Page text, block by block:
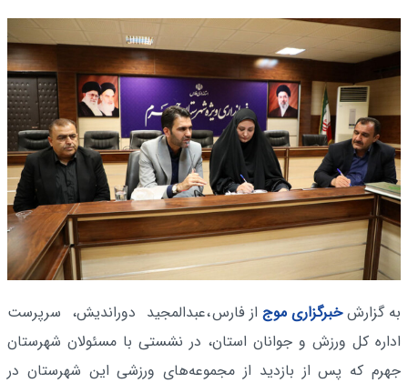
به گزارشخبرگزاری موج از فارس،عبدالمجید دوراندیش، سرپرست
اداره کل ورزش و جوانان استان، در نشستی با مسئولان شهرستان
جهرم که پس از بازدید از مجموعه‌های ورزشی این شهرستان در